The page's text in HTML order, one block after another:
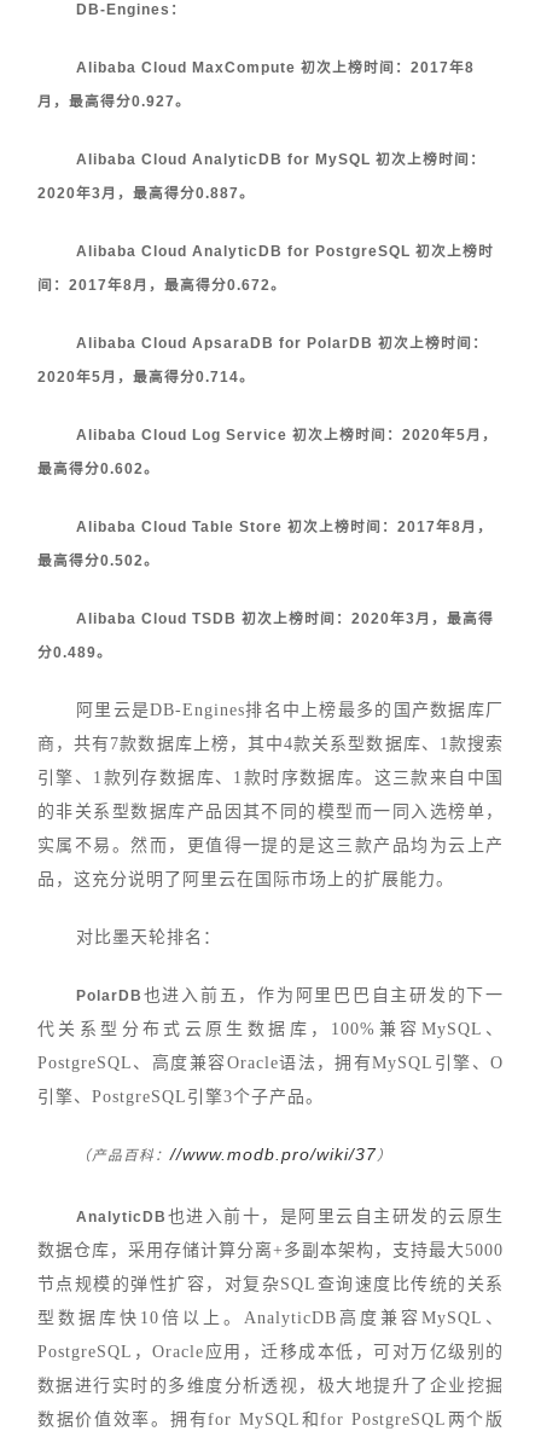
DB-Engines：
Alibaba Cloud MaxCompute 初次上榜时间：2017年8
月，最高得分0.927。
Alibaba Cloud AnalyticDB for MySQL 初次上榜时间：
2020年3月，最高得分0.887。
Alibaba Cloud AnalyticDB for PostgreSQL 初次上榜时
间：2017年8月，最高得分0.672。
Alibaba Cloud ApsaraDB for PolarDB 初次上榜时间：
2020年5月，最高得分0.714。
Alibaba Cloud Log Service 初次上榜时间：2020年5月，
最高得分0.602。
Alibaba Cloud Table Store 初次上榜时间：2017年8月，
最高得分0.502。
Alibaba Cloud TSDB 初次上榜时间：2020年3月，最高得
分0.489。
阿里云是DB-Engines排名中上榜最多的国产数据库厂
商，共有7款数据库上榜，其中4款关系型数据库、1款搜索
引擎、1款列存数据库、1款时序数据库。 这三款来自中国
的非关系型数据库产品因其不同的模型而一同入选榜单，
实属不易。然而，更值得一提的是这三款产品均为云上产
品，这充分说明了阿里云在国际市场上的扩展能力。
对比墨天轮排名：
PolarDB 也进入前五，作为阿里巴巴自主研发的下一
代关系型分布式云原生数据库，100%兼容MySQL、
PostgreSQL、高度兼容Oracle语法，拥有MySQL引擎、O
引擎、PostgreSQL引擎3个子产品。
（产品百科：//www.modb.pro/wiki/37）
AnalyticDB 也进入前十，是阿里云自主研发的云原生
数据仓库，采用存储计算分离+多副本架构，支持最大5000
节点规模的弹性扩容，对复杂SQL查询速度比传统的关系
型数据库快10倍以上。AnalyticDB高度兼容MySQL、
PostgreSQL，Oracle应用，迁移成本低，可对万亿级别的
数据进行实时的多维度分析透视，极大地提升了企业挖掘
数据价值效率。拥有for MySQL和for PostgreSQL两个版